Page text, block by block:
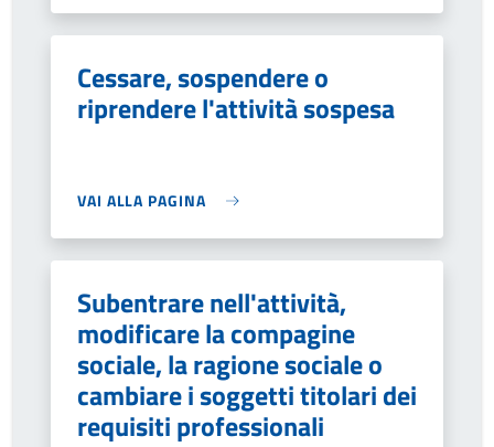
Cessare, sospendere o
riprendere l'attività sospesa
VAI ALLA PAGINA
Subentrare nell'attività,
modificare la compagine
sociale, la ragione sociale o
cambiare i soggetti titolari dei
requisiti professionali